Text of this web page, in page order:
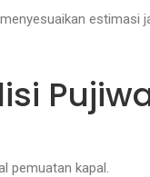
pemuatan kapal.